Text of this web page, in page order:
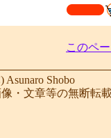
このペ
Asunaro Shobo
・文章等の無断転